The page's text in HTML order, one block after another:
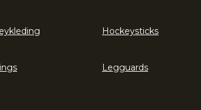
Hockeysticks
Legguards